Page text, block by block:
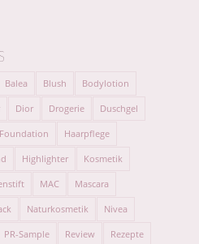
Balea Blush Bodylotion
Dior Drogerie Duschgel
Foundation Haarpflege
Highlighter Kosmetik
MAC Mascara
Naturkosmetik Nivea
PR-Sample Review Rezepte